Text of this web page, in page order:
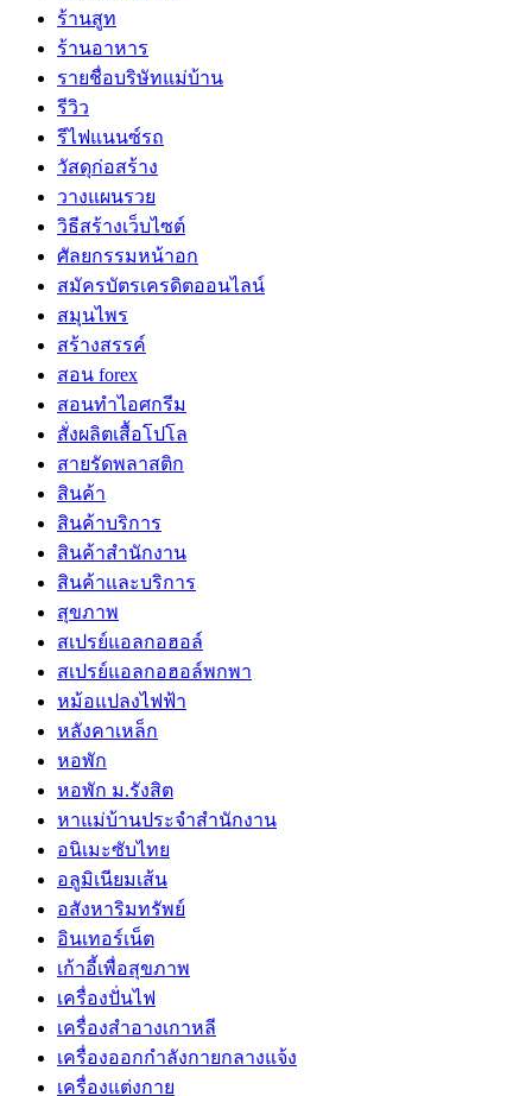
ร้านสูท
ร้านอาหาร
รายชื่อบริษัทแม่บ้าน
รีวิว
รีไฟแนนซ์รถ
วัสดุก่อสร้าง
วางแผนรวย
วิธีสร้างเว็บไซต์
ศัลยกรรมหน้าอก
สมัครบัตรเครดิตออนไลน์
สมุนไพร
สร้างสรรค์
สอน forex
สอนทำไอศกรีม
สั่งผลิตเสื้อโปโล
สายรัดพลาสติก
สินค้า
สินค้าบริการ
สินค้าสํานักงาน
สินค้าและบริการ
สุขภาพ
สเปรย์แอลกอฮอล์
สเปรย์แอลกอฮอล์พกพา
หม้อแปลงไฟฟ้า
หลังคาเหล็ก
หอพัก
หอพัก ม.รังสิต
หาแม่บ้านประจำสำนักงาน
อนิเมะซับไทย
อลูมิเนียมเส้น
อสังหาริมทรัพย์
อินเทอร์เน็ต
เก้าอี้เพื่อสุขภาพ
เครื่องปั่นไฟ
เครื่องสำอางเกาหลี
เครื่องออกกำลังกายกลางแจ้ง
เครื่องแต่งกาย